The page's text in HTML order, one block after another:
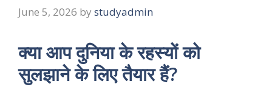
June 5, 2026 by studyadmin
क्या आप दुनिया के रहस्यों को
सुलझाने के लिए तैयार हैं?